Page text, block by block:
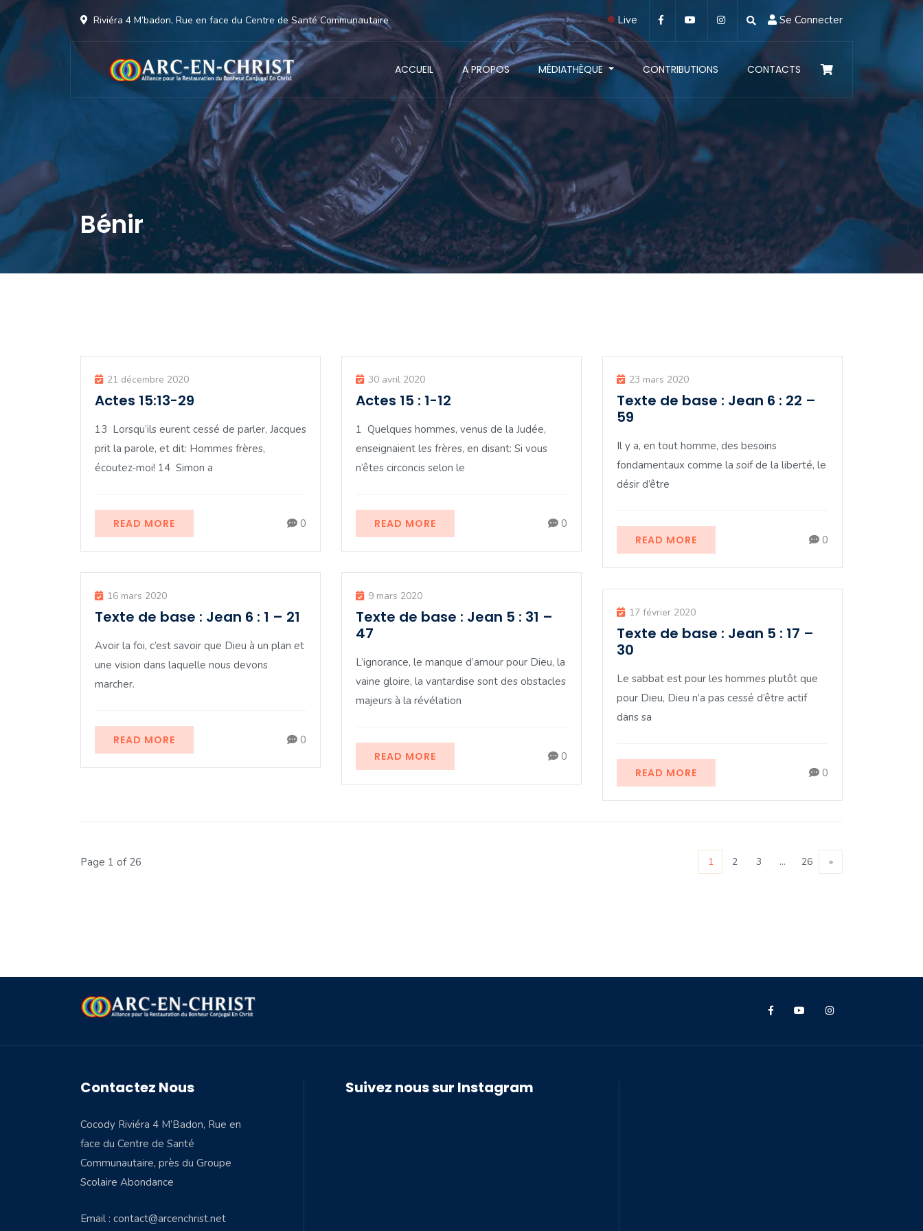
Riviéra 4 M’badon, Rue en face du Centre de Santé Communautaire Live Se Connecter
ACCUEIL A PROPOS MÉDIATHÈQUE CONTRIBUTIONS CONTACTS
Bénir
21 décembre 2020
Actes 15:13-29
13 Lorsqu’ils eurent cessé de parler, Jacques
prit la parole, et dit: Hommes frères,
écoutez-moi! 14 Simon a
READ MORE 0
30 avril 2020
Actes 15 : 1-12
1 Quelques hommes, venus de la Judée,
enseignaient les frères, en disant: Si vous
n’êtes circoncis selon le
READ MORE 0
23 mars 2020
Texte de base : Jean 6 : 22 –
59
Il y a, en tout homme, des besoins
fondamentaux comme la soif de la liberté, le
désir d’être
READ MORE 0
16 mars 2020
Texte de base : Jean 6 : 1 – 21
Avoir la foi, c’est savoir que Dieu à un plan et
une vision dans laquelle nous devons
marcher.
READ MORE 0
9 mars 2020
Texte de base : Jean 5 : 31 –
47
L’ignorance, le manque d’amour pour Dieu, la
vaine gloire, la vantardise sont des obstacles
majeurs à la révélation
READ MORE 0
17 février 2020
Texte de base : Jean 5 : 17 –
30
Le sabbat est pour les hommes plutôt que
pour Dieu, Dieu n’a pas cessé d’être actif
dans sa
READ MORE 0
Page 1 of 26 1 2 3 … 26 »
Contactez Nous
Cocody Riviéra 4 M’Badon, Rue en
face du Centre de Santé
Communautaire, près du Groupe
Scolaire Abondance
Email : contact@arcenchrist.net
Suivez nous sur Instagram